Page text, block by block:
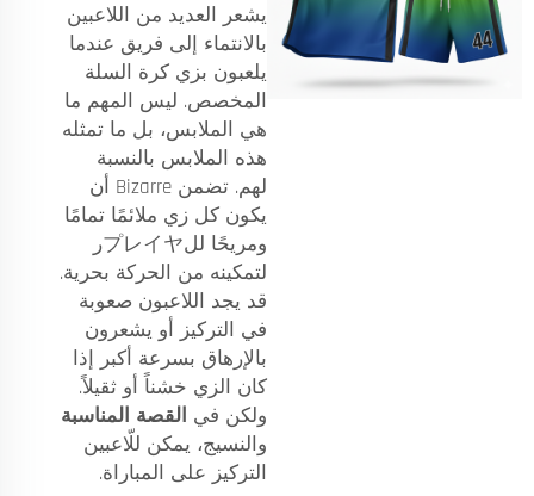
يشعر العديد من اللاعبين
بالانتماء إلى فريق عندما
يلعبون بزي كرة السلة
المخصص. ليس المهم ما
هي الملابس، بل ما تمثله
هذه الملابس بالنسبة
لهم. تضمن Bizarre أن
يكون كل زي ملائمًا تمامًا
ومريحًا للプレイヤر
لتمكينه من الحركة بحرية.
قد يجد اللاعبون صعوبة
في التركيز أو يشعرون
بالإرهاق بسرعة أكبر إذا
كان الزي خشناً أو ثقيلاً.
ولكن في القصة المناسبة
والنسيج، يمكن للّاعبين
التركيز على المباراة.